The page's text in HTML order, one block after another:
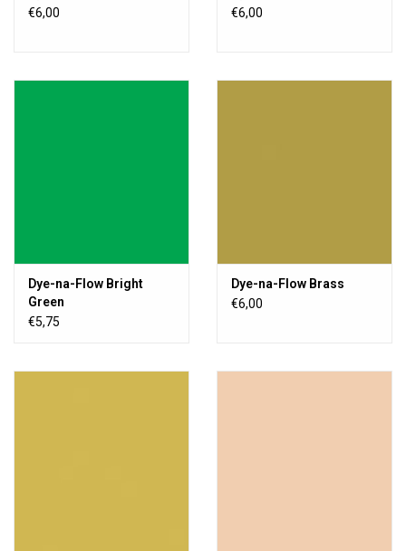
€6,00
€6,00
Dye-na-Flow Bright
Green
€5,75
Dye-na-Flow Brass
€6,00